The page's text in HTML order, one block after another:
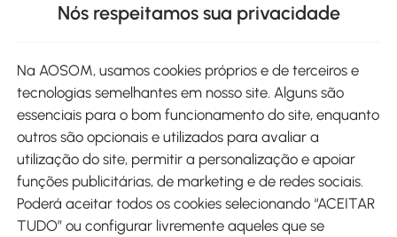
Métodos de pagamento
Envio
Nós respeitamos sua privacidade
Na AOSOM, usamos cookies próprios e de terceiros e
tecnologias semelhantes em nosso site. Alguns são
essenciais para o bom funcionamento do site, enquanto
outros são opcionais e utilizados para avaliar a
utilização do site, permitir a personalização e apoiar
funções publicitárias, de marketing e de redes sociais.
Poderá aceitar todos os cookies selecionando “ACEITAR
TUDO” ou configurar livremente aqueles que se